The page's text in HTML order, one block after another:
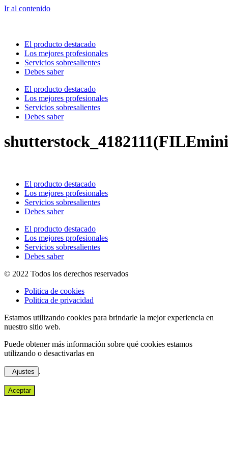
Ir al contenido
El producto destacado
Los mejores profesionales
Servicios sobresalientes
Debes saber
El producto destacado
Los mejores profesionales
Servicios sobresalientes
Debes saber
El producto destacado
Los mejores profesionales
Servicios sobresalientes
Debes saber
El producto destacado
Los mejores profesionales
Servicios sobresalientes
Debes saber
© 2022 Todos los derechos reservados
Politica de cookies
Politica de privacidad
Estamos utilizando cookies para brindarle la mejor experiencia en
nuestro sitio web.
Puede obtener más información sobre qué cookies estamos
utilizando o desactivarlas en
Ajustes .
Aceptar